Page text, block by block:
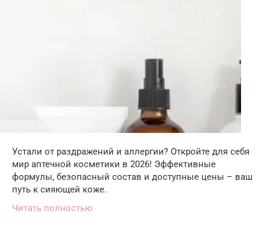
Устали от раздражений и аллергии? Откройте для себя
мир аптечной косметики в 2026! Эффективные
формулы, безопасный состав и доступные цены – ваш
путь к сияющей коже.
Читать полностью